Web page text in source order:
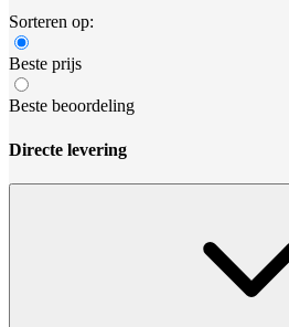
Sorteren op:
Beste prijs
Beste beoordeling
Directe levering